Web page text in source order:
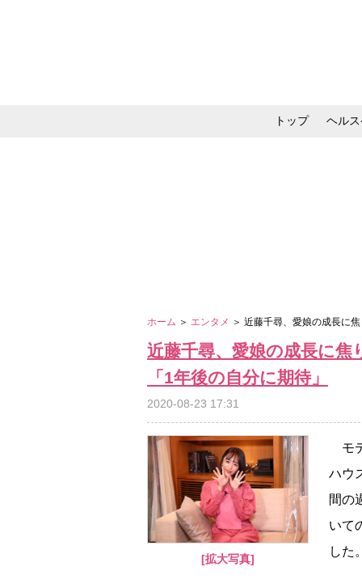
トップ ヘル
ホーム ＞ エンタメ ＞ 近藤千尋、愛娘の成長に
近藤千尋、愛娘の成長に
「1年後の自分に期待」
2020-08-23 17:31
[拡大写真]
モ
ハウ
間の
いて
した